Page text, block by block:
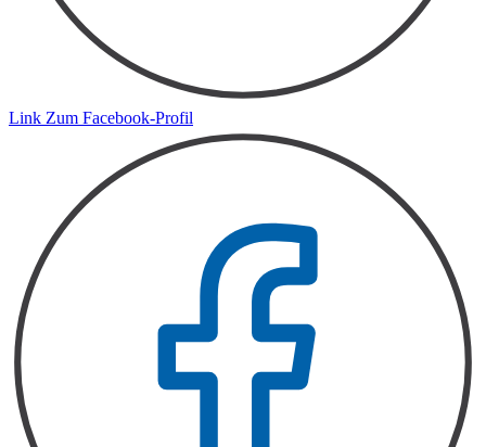
Link Zum Facebook-Profil